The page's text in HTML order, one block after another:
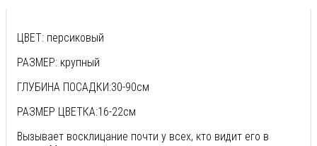
ЦВЕТ: персиковый
РАЗМЕР: крупный
ГЛУБИНА ПОСАДКИ:30-90см
РАЗМЕР ЦВЕТКА:16-22см
Вызывает восклицание почти у всех, кто видит его в